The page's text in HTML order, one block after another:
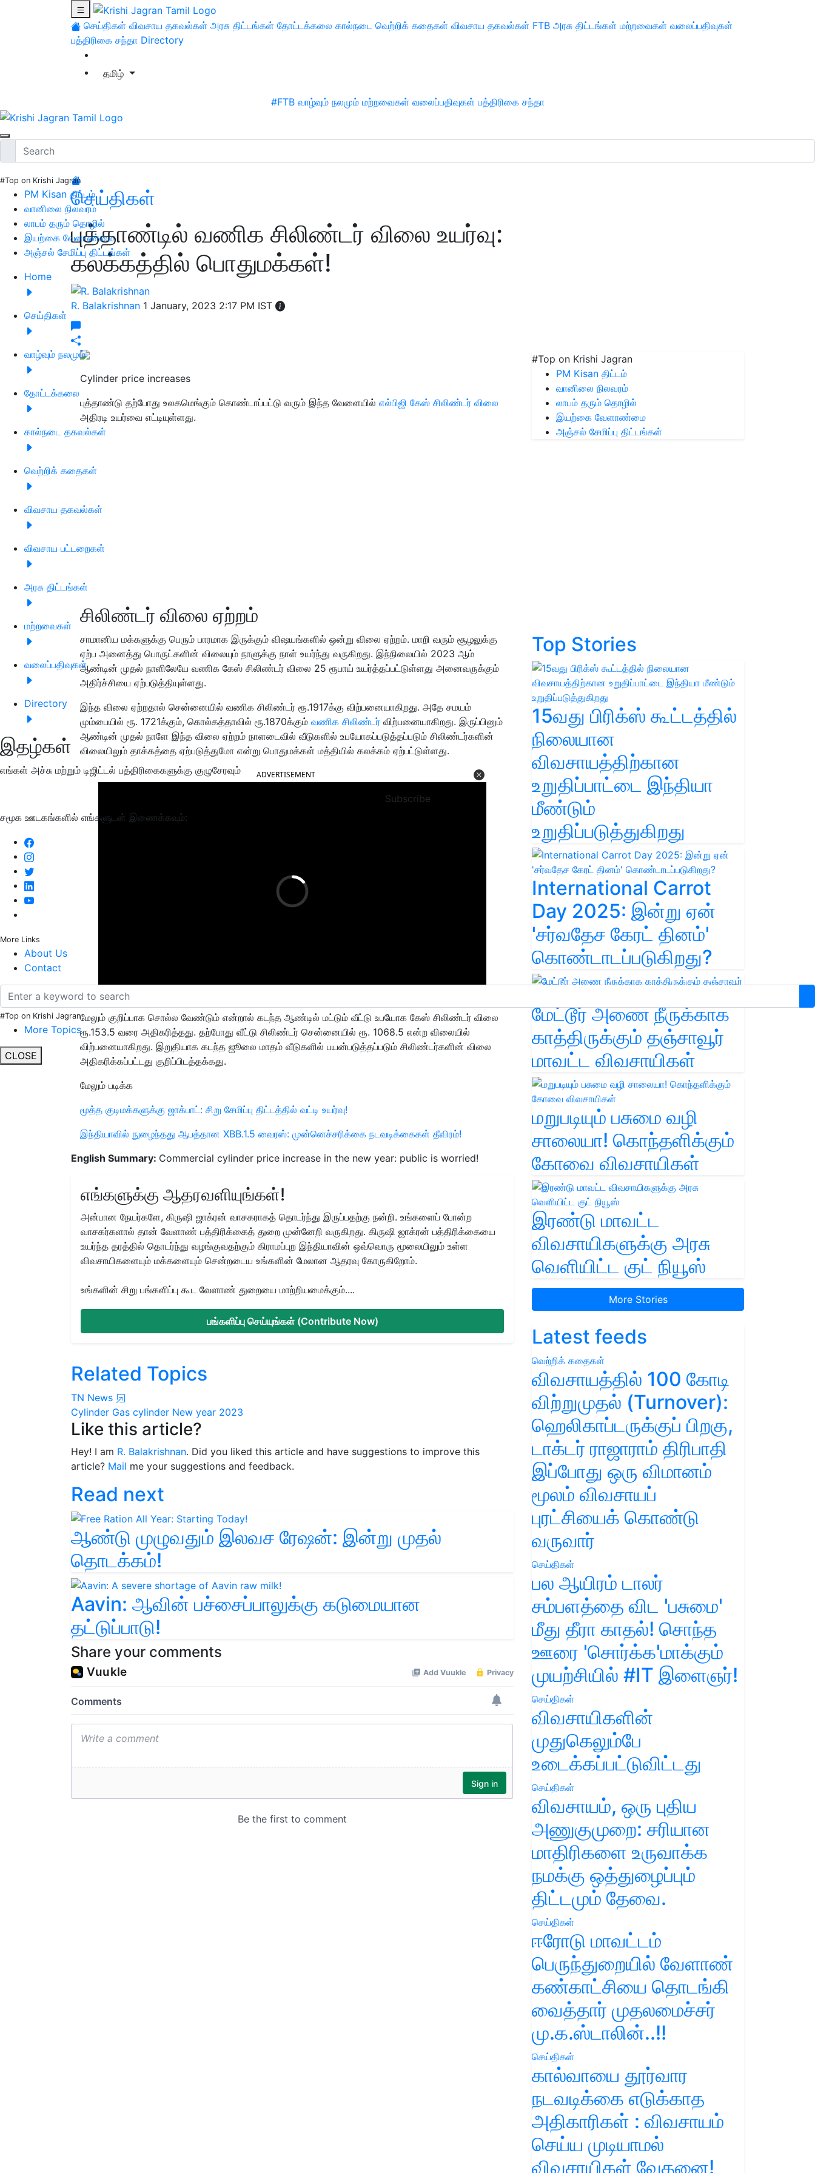
செய்திகள் விவசாய தகவல்கள் அரசு திட்டங்கள் தோட்டக்கலை கால்நடை வெற்றிக் கதைகள் விவசாய தகவல்கள் FTB அரசு திட்டங்கள் மற்றவைகள் வலைப்பதிவுகள்
பத்திரிகை சந்தா Directory
தமிழ்
#FTB வாழ்வும் நலமும் மற்றவைகள் வலைப்பதிவுகள் பத்திரிகை சந்தா
#Top on Krishi Jagran
PM Kisan திட்டம்
வானிலை நிலவரம்
லாபம் தரும் தொழில்
இயற்கை வேளாண்மை
அஞ்சல் சேமிப்பு திட்டங்கள்
Home
செய்திகள்
வாழ்வும் நலமும்
தோட்டக்கலை
கால்நடை தகவல்கள்
வெற்றிக் கதைகள்
விவசாய தகவல்கள்
விவசாய பட்டறைகள்
அரசு திட்டங்கள்
மற்றவைகள்
வலைப்பதிவுகள்
Directory
இதழ்கள்
எங்கள் அச்சு மற்றும் டிஜிட்டல் பத்திரிகைகளுக்கு குழுசேரவும்
Subscribe
சமூக ஊடகங்களில் எங்களுடன் இணைக்கவும்:
More Links
About Us
Contact
#Top on Krishi Jagran
More Topics
CLOSE
செய்திகள்
புத்தாண்டில் வணிக சிலிண்டர் விலை உயர்வு:
கலக்கத்தில் பொதுமக்கள்!
R. Balakrishnan 1 January, 2023 2:17 PM IST
Cylinder price increases
புத்தாண்டு தற்போது உலகமெங்கும் கொண்டாப்பட்டு வரும் இந்த வேளையில் எல்பிஜி கேஸ் சிலிண்டர் விலை
அதிரடி உயர்வை எட்டியுள்ளது.
சிலிண்டர் விலை ஏற்றம்
சாமானிய மக்களுக்கு பெரும் பாரமாக இருக்கும் விஷயங்களில் ஒன்று விலை ஏற்றம். மாறி வரும் சூழலுக்கு
ஏற்ப அனைத்து பொருட்களின் விலையும் நாளுக்கு நாள் உயர்ந்து வருகிறது. இந்நிலையில் 2023 ஆம்
ஆண்டின் முதல் நாளிலேயே வணிக கேஸ் சிலிண்டர் விலை 25 ரூபாய் உயர்த்தப்பட்டுள்ளது அனைவருக்கும்
அதிர்ச்சியை ஏற்படுத்தியுள்ளது.
இந்த விலை ஏற்றதால் சென்னையில் வணிக சிலிண்டர் ரூ.1917க்கு விற்பனையாகிறது. அதே சமயம்
மும்பையில் ரூ. 1721க்கும், கொல்கத்தாவில் ரூ.1870க்கும் வணிக சிலிண்டர் விற்பனையாகிறது. இருப்பினும்
ஆண்டின் முதல் நாளே இந்த விலை ஏற்றம் நாளடைவில் வீடுகளில் உபயோகப்படுத்தப்படும் சிலிண்டர்களின்
விலையிலும் தாக்கத்தை ஏற்படுத்துமோ என்று பொதுமக்கள் மத்தியில் கலக்கம் ஏற்பட்டுள்ளது.
ADVERTISEMENT
மேலும் குறிப்பாக சொல்ல வேண்டும் என்றால் கடந்த ஆண்டில் மட்டும் வீட்டு உபயோக கேஸ் சிலிண்டர் விலை
ரூ.153.5 வரை அதிகரித்தது. தற்போது வீட்டு சிலிண்டர் சென்னையில் ரூ. 1068.5 என்ற விலையில்
விற்பனையாகிறது. இறுதியாக கடந்த ஜூலை மாதம் வீடுகளில் பயன்படுத்தப்படும் சிலிண்டர்களின் விலை
அதிகரிக்கப்பட்டது குறிப்பிடத்தக்கது.
மேலும் படிக்க
மூத்த குடிமக்களுக்கு ஜாக்பாட்: சிறு சேமிப்பு திட்டத்தில் வட்டி உயர்வு!
இந்தியாவில் நுழைந்தது ஆபத்தான XBB.1.5 வைரஸ்: முன்னெச்சரிக்கை நடவடிக்கைகள் தீவிரம்!
English Summary: Commercial cylinder price increase in the new year: public is worried!
எங்களுக்கு ஆதரவளியுங்கள்!
அன்பான நேயர்களே, கிருஷி ஜாக்ரன் வாசகராகத் தொடர்ந்து இருப்பதற்கு நன்றி. உங்களைப் போன்ற
வாசகர்களால் தான் வேளாண் பத்திரிக்கைத் துறை முன்னேறி வருகிறது. கிருஷி ஜாக்ரன் பத்திரிக்கையை
உயர்ந்த தரத்தில் தொடர்ந்து வழங்குவதற்கும் கிராமப்புற இந்தியாவின் ஒவ்வொரு மூலையிலும் உள்ள
விவசாயிகளையும் மக்களையும் சென்றடைய உங்களின் மேலான ஆதரவு கோருகிறோம்.
உங்களின் சிறு பங்களிப்பு கூட வேளாண் துறையை மாற்றியமைக்கும்....
பங்களிப்பு செய்யுங்கள் (Contribute Now)
Related Topics
TN News
Cylinder Gas cylinder New year 2023
Like this article?
Hey! I am R. Balakrishnan. Did you liked this article and have suggestions to improve this
article? Mail me your suggestions and feedback.
Read next
ஆண்டு முழுவதும் இலவச ரேஷன்: இன்று முதல்
தொடக்கம்!
Aavin: ஆவின் பச்சைப்பாலுக்கு கடுமையான
தட்டுப்பாடு!
Share your comments
#Top on Krishi Jagran
PM Kisan திட்டம்
வானிலை நிலவரம்
லாபம் தரும் தொழில்
இயற்கை வேளாண்மை
அஞ்சல் சேமிப்பு திட்டங்கள்
Top Stories
15வது பிரிக்ஸ் கூட்டத்தில்
நிலையான
விவசாயத்திற்கான
உறுதிப்பாட்டை இந்தியா
மீண்டும்
உறுதிப்படுத்துகிறது
International Carrot
Day 2025: இன்று ஏன்
'சர்வதேச கேரட் தினம்'
கொண்டாடப்படுகிறது?
மேட்டூர் அணை நீருக்காக
காத்திருக்கும் தஞ்சாவூர்
மாவட்ட விவசாயிகள்
மறுபடியும் பசுமை வழி
சாலையா! கொந்தளிக்கும்
கோவை விவசாயிகள்
இரண்டு மாவட்ட
விவசாயிகளுக்கு அரசு
வெளியிட்ட குட் நியூஸ்
More Stories
Latest feeds
வெற்றிக் கதைகள்
விவசாயத்தில் 100 கோடி
விற்றுமுதல் (Turnover):
ஹெலிகாப்டருக்குப் பிறகு,
டாக்டர் ராஜாராம் திரிபாதி
இப்போது ஒரு விமானம்
மூலம் விவசாயப்
புரட்சியைக் கொண்டு
வருவார்
செய்திகள்
பல ஆயிரம் டாலர்
சம்பளத்தை விட 'பசுமை'
மீது தீரா காதல்! சொந்த
ஊரை 'சொர்க்க'மாக்கும்
முயற்சியில் #IT இளைஞர்!
செய்திகள்
விவசாயிகளின்
முதுகெலும்பே
உடைக்கப்பட்டுவிட்டது
செய்திகள்
விவசாயம், ஒரு புதிய
அணுகுமுறை: சரியான
மாதிரிகளை உருவாக்க
நமக்கு ஒத்துழைப்பும்
திட்டமும் தேவை.
செய்திகள்
ஈரோடு மாவட்டம்
பெருந்துறையில் வேளாண்
கண்காட்சியை தொடங்கி
வைத்தார் முதலமைச்சர்
மு.க.ஸ்டாலின்..!!
செய்திகள்
கால்வாயை தூர்வார
நடவடிக்கை எடுக்காத
அதிகாரிகள் : விவசாயம்
செய்ய முடியாமல்
விவசாயிகள் வேதனை!